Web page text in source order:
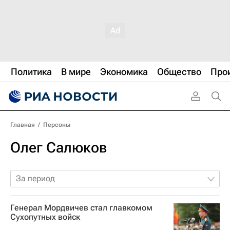
Политика В мире Экономика Общество
Главная / Персоны
Олег Салюков
За период
Генерал Мордвичев стал главкомом
Сухопутных войск